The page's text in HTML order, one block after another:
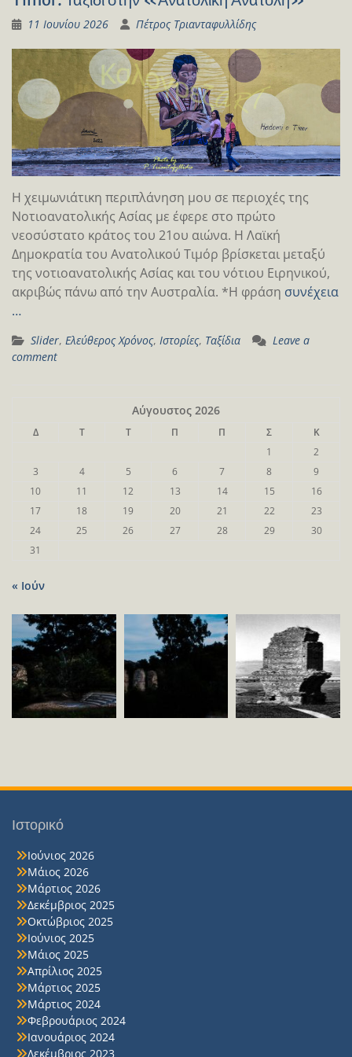
11 Ιουνίου 2026 Πέτρος Τριανταφυλλίδης
Η χειμωνιάτικη περιπλάνηση μου σε περιοχές της
Νοτιοανατολικής Ασίας με έφερε στο πρώτο
νεοσύστατο κράτος του 21ου αιώνα. Η Λαϊκή
Δημοκρατία του Ανατολικού Τιμόρ βρίσκεται μεταξύ
της νοτιοανατολικής Ασίας και του νότιου Ειρηνικού,
ακριβώς πάνω από την Αυστραλία. *Η φράση συνέχεια
…
Slider, Ελεύθερος Χρόνος, Ιστορίες, Ταξίδια
Leave a
comment
Αύγουστος 2026
Δ Τ Τ Π Π Σ
Κ
1
2
3
4 5 6 7 8
9
10
11 12 13 14 15
16
17
18 19 20 21 22
23
24
25 26 27 28 29
30
31
« Ιούν
Ιστορικό
Ιούνιος 2026
Μάιος 2026
Μάρτιος 2026
Δεκέμβριος 2025
Οκτώβριος 2025
Ιούνιος 2025
Μάιος 2025
Απρίλιος 2025
Μάρτιος 2025
Μάρτιος 2024
Φεβρουάριος 2024
Ιανουάριος 2024
Δεκέμβριος 2023